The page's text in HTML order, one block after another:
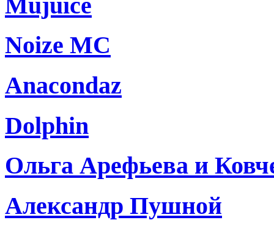
Noize MC
Anacondaz
Dolphin
Ольга Арефьева и
Александр Пушной